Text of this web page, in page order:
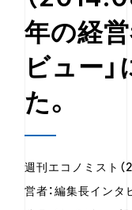
年の経
ビュー
た。
週刊エコノミスト
営者：編集長インタ